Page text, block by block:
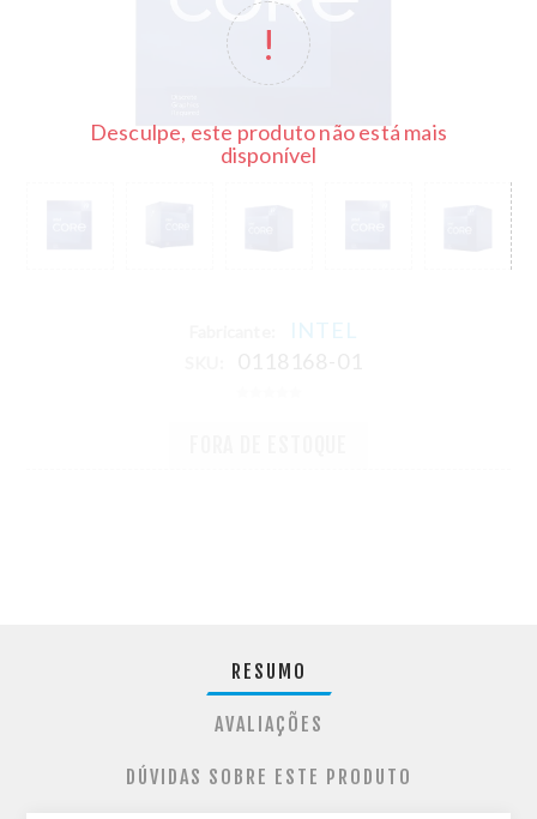
Desculpe, este produto não está mais
disponível
INTEL
RESUMO
AVALIAÇÕES
DÚVIDAS SOBRE ESTE PRODUTO